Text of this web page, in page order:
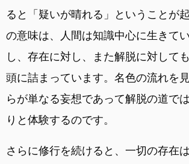
ると「疑いが晴れる」ということが
の意味は、人間は知識中心に生きて
し、存在に対し、また解脱に対して
頭に詰まっています。名色の流れを
らが単なる妄想であって解脱の道で
りと体験するのです。
さらに修行を続けると、一切の存在